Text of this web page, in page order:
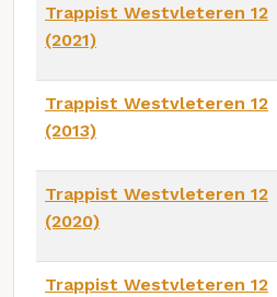
Trappist Westvleteren 12
(2021)
Trappist Westvleteren 12
(2013)
Trappist Westvleteren 12
(2020)
Trappist Westvleteren 12